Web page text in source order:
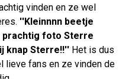
vinden en ze wel
''Kleinnnn beetje
prachtig foto Sterre
knap Sterre!!'' Het is dus
lieve fans en ze vinden de